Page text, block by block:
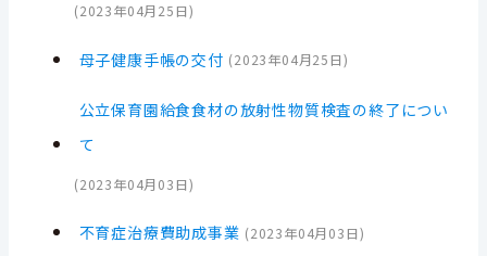
(2023年04月25日)
母子健康手帳の交付 (2023年04月25日)
公立保育園給食食材の放射性物質検査の終了につい
て
(2023年04月03日)
不育症治療費助成事業 (2023年04月03日)